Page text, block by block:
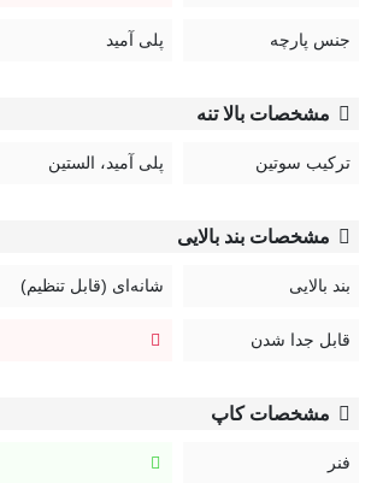
جنس پارچه پلی آمید
مشخصات بالا تنه
ترکیب سوتین پلی آمید، الستین
مشخصات بند بالایی
بند بالایی شانه‌ای (قابل تنظیم)
قابل جدا شدن
مشخصات کاپ
فنر